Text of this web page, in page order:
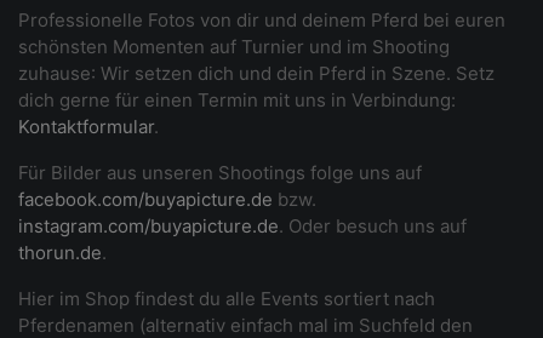
Professionelle Fotos von dir und deinem Pferd bei euren
schönsten Momenten auf Turnier und im Shooting
zuhause: Wir setzen dich und dein Pferd in Szene. Setz
dich gerne für einen Termin mit uns in Verbindung:
Kontaktformular.
Für Bilder aus unseren Shootings folge uns auf
facebook.com/buyapicture.de bzw.
instagram.com/buyapicture.de. Oder besuch uns auf
thorun.de.
Hier im Shop findest du alle Events sortiert nach
Pferdenamen (alternativ einfach mal im Suchfeld den